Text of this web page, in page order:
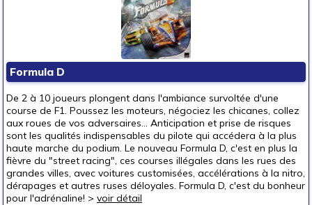
Formula D
De 2 à 10 joueurs plongent dans l'ambiance survoltée d'une
course de F1. Poussez les moteurs, négociez les chicanes, collez
aux roues de vos adversaires... Anticipation et prise de risques
sont les qualités indispensables du pilote qui accédera à la plus
haute marche du podium. Le nouveau Formula D, c'est en plus la
fièvre du "street racing", ces courses illégales dans les rues des
grandes villes, avec voitures customisées, accélérations à la nitro,
dérapages et autres ruses déloyales. Formula D, c'est du bonheur
pour l'adrénaline! > voir détail